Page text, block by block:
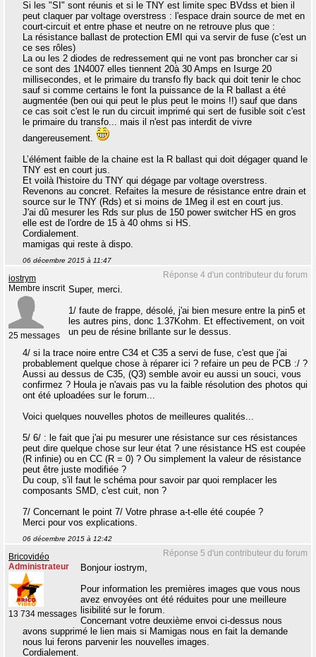
Si les "SI" sont réunis et si le TNY est limite spec BVdss et bien il
peut claquer par voltage overstress : l'espace drain source de met en
court-circuit et entre phase et neutre on ne retrouve plus que :
La résistance ballast de protection EMI qui va servir de fuse (c'est un
ce ses rôles)
La ou les 2 diodes de redressement qui ne vont pas broncher car si
ce sont des 1N4007 elles tiennent 20à 30 Amps en Isurge 20
millisecondes, et le primaire du transfo fly back qui doit tenir le choc
sauf si comme certains le font la puissance de la R ballast a été
augmentée (ben oui qui peut le plus peut le moins !!) sauf que dans
ce cas soit c'est le run du circuit imprimé qui sert de fusible soit c'est
le primaire du transfo... mais il n'est pas interdit de vivre
dangereusement.
L’élément faible de la chaine est la R ballast qui doit dégager quand le
TNY est en court jus.
Et voilà l'histoire du TNY qui dégage par voltage overstress.
Revenons au concret. Refaites la mesure de résistance entre drain et
source sur le TNY (Rds) et si moins de 1Meg il est en court jus.
J'ai dû mesurer les Rds sur plus de 150 power switcher HS en gros
elle est de l'ordre de 15 à 40 ohms si HS.
Cordialement.
mamigas qui reste à dispo.
06 décembre 2015 à 11:47
Réponse 4 d'un contributeur du forum
iostrym
Membre inscrit
25 messages
Super, merci.
1/ faute de frappe, désolé, j'ai bien mesure entre la pin5 et
les autres pins, donc 1.37Kohm. Et effectivement, on voit
un peu de résine brillante sur le dessus.
4/ si la trace noire entre C34 et C35 a servi de fuse, c'est que j'ai
probablement quelque chose à réparer ici ? refaire un peu de PCB :/ ?
Aussi au dessus de C35, (Q3) semble avoir eu aussi un souci, vous
confirmez ? Houla je n'avais pas vu la faible résolution des photos qui
ont été uploadées sur le forum...
Voici quelques nouvelles photos de meilleures qualités...
5/ 6/ : le fait que j'ai pu mesurer une résistance sur ces résistances
peut dire quelque chose sur leur état ? une résistance HS est coupée
(R infinie) ou en CC (R = 0) ? Ou simplement la valeur de résistance
peut être juste modifiée ?
Du coup, s'il faut le schéma pour savoir par quoi remplacer les
composants SMD, c'est cuit, non ?
7/ Concernant le point 7/ Votre phrase a-t-elle été coupée ?
Merci pour vos explications.
06 décembre 2015 à 12:42
Réponse 5 d'un contributeur du forum
Bricovidéo
Administrateur
13 734 messages
Bonjour iostrym,
Pour information les premières images que vous nous
avez envoyées ont été réduites pour une meilleure
lisibilité sur le forum.
Concernant votre deuxième envoi ci-dessus nous
avons supprimé le lien mais si Mamigas nous en fait la demande
nous lui ferons parvenir les nouvelles images.
Cordialement.